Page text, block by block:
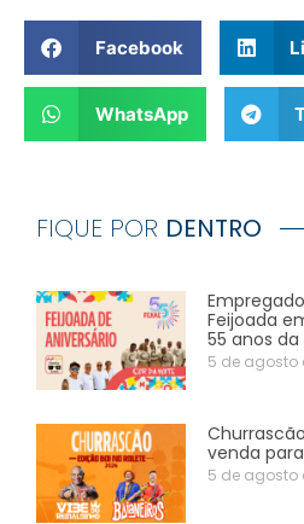
Facebook
WhatsApp
FIQUE POR DENTRO
Feijoada
55 anos da
5 de agosto
venda
5 de agosto